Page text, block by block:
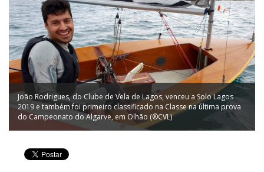
João Rodrigues, do Clube de Vela de Lagos, venceu a Solo Lagos
2019 e também foi primeiro classificado na Classe na última prova
do Campeonato do Algarve, em Olhão (®CVL)